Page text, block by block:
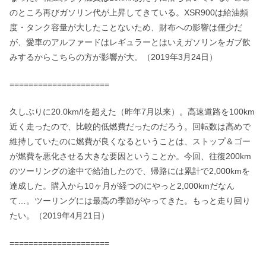
のところ再びガソリン代が上昇してきている。XSR900は給油頻
度・タンク容量が大したことないため、財布への影響は僅少だ
が、愛車のアルファードはレギュラーとはいえガソリンをガブ飲
みするからこちらの方が影響が大。（2019年3月24日）
=====================
久しぶりに20.0km/lを超えた（昨年7月以来）。高速道路を100km
近く走ったので、比較的低燃費だったのだろう。回転数は高めで
維持していたのに燃費が良くなるということは、ストップ＆ゴー
が燃費を悪化させる大きな要因ということか。今回、往復200km
のツーリングの途中で給油したので、帰路には累計で2,000kmを
達成した。購入から10ヶ月が経つのにやっと2,000kmだなん
て…。ツーリングには最高の季節がやってきた。もっと走り回り
たい。（2019年4月21日）
=====================